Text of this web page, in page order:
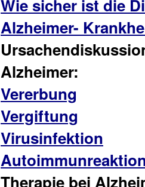
Wie sicher ist die
Alzheimer-
Alzheimer:
Vererbung
Vergiftung
Virusinfektion
Therapie bei